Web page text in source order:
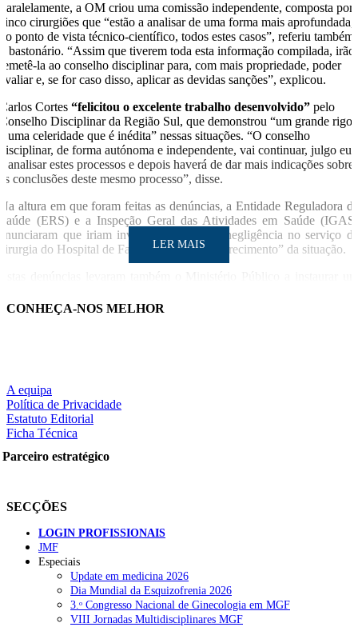
Paralelamente, a OM criou uma comissão independente, composta por
cinco cirurgiões que “estão a analisar de uma forma mais aprofundada,
do ponto de vista técnico-científico, todos estes casos”, referiu também
o bastonário. “Assim que tiverem toda esta informação compilada, irão
remetê-la ao conselho disciplinar para, com mais propriedade, poder
avaliar e, se for caso disso, aplicar as devidas sanções”, explicou.
Carlos Cortes“felicitou o excelente trabalho desenvolvido” pelo
Conselho Disciplinar da Região Sul, que demonstrou “um grande rigor
e uma celeridade que é inédita” nessas situações. “O conselho
disciplinar, de forma autónoma e independente, vai continuar, julgo eu,
a analisar estes processos e depois haverá de dar mais indicações sobre
as conclusões deste mesmo processo”, disse.
Na altura em que foram feitas as denúncias, a Entidade Reguladora da
Saúde (ERS) e a Inspeção Geral das Atividades em Saúde (IGAS)
anunciaram que iriam investigar a alegada negligência no serviço de
cirurgia do Hospital de Faro para “cabal esclarecimento” da situação.
(DIAP) de Faro.
Ministério Público abre inquérito a alegados erros denunciados
Partilhe nas redes sociais:
NOTÍCIAS RECENTES
Plataforma criada por estudantes apoia famílias após diagnóstico
de demência 5 de Agosto, 2026
LER MAIS
CONHEÇA-NOS MELHOR
A equipa
Política de Privacidade
Estatuto Editorial
Ficha Técnica
Parceiro estratégico
SECÇÕES
LOGIN PROFISSIONAIS
JMF
Especiais
Update em medicina 2026
Dia Mundial da Esquizofrenia 2026
3.ᵒ Congresso Nacional de Ginecologia em MGF
VIII Jornadas Multidisciplinares MGF